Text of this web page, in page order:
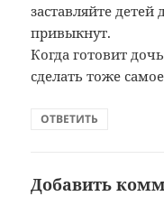
заставляйте
привыкнут.
Когда готовит
сделать тоже
ОТВЕТИТЬ
Добавить